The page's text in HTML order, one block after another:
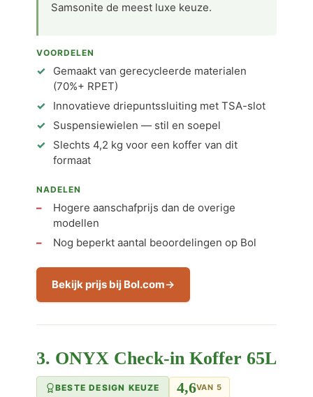
Samsonite de meest luxe keuze.
VOORDELEN
Gemaakt van gerecycleerde materialen
(70%+ RPET)
Innovatieve driepuntssluiting met TSA-slot
Suspensiewielen — stil en soepel
Slechts 4,2 kg voor een koffer van dit
formaat
NADELEN
Hogere aanschafprijs dan de overige
modellen
Nog beperkt aantal beoordelingen op Bol
Bekijk prijs bij Bol.com
3. ONYX Check-in Koffer 65L
BESTE DESIGN KEUZE 4,6VAN 5